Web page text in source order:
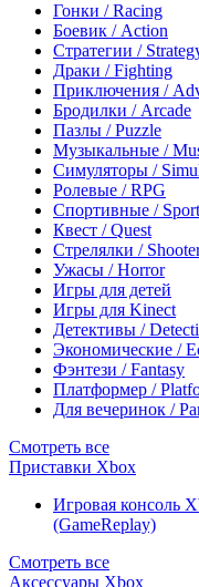
Гонки / Racing
Боевик / Action
Стратегии /
Драки / Fighting
Приключения /
Бродилки / Arcade
Пазлы / Puzzle
Музыкальные /
Симуляторы /
Ролевые / RPG
Спортивные / Sport
Квест / Quest
Стрелялки /
Ужасы / Horror
Игры для детей
Игры для Kinect
Детективы /
Экономические /
Фэнтези / Fantasy
Платформер /
Для вечеринок /
Смотреть все
Приставки Xbox
Игровая консоль
(GameReplay)
Смотреть все
Аксессуары Xbox